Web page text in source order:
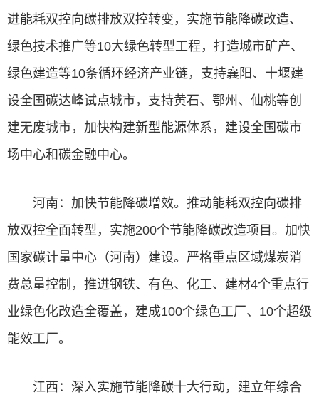
进能耗双控向碳排放双控转变，实施节能降碳改造、
绿色技术推广等10大绿色转型工程，打造城市矿产、
绿色建造等10条循环经济产业链，支持襄阳、十堰建
设全国碳达峰试点城市，支持黄石、鄂州、仙桃等创
建无废城市，加快构建新型能源体系，建设全国碳市
场中心和碳金融中心。
河南：加快节能降碳增效。推动能耗双控向碳排
放双控全面转型，实施200个节能降碳改造项目。加快
国家碳计量中心（河南）建设。严格重点区域煤炭消
费总量控制，推进钢铁、有色、化工、建材4个重点行
业绿色化改造全覆盖，建成100个绿色工厂、10个超级
能效工厂。
江西：深入实施节能降碳十大行动，建立年综合